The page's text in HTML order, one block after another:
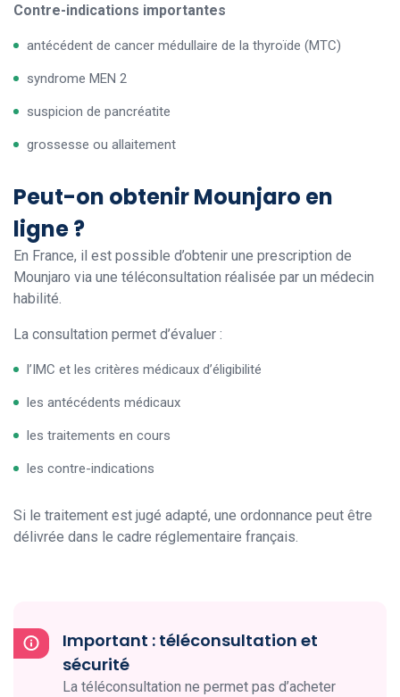
Contre-indications importantes
antécédent de cancer médullaire de la thyroïde (MTC)
syndrome MEN 2
suspicion de pancréatite
grossesse ou allaitement
Peut-on obtenir Mounjaro en
ligne ?
En France, il est possible d’obtenir une prescription de
Mounjaro via une téléconsultation réalisée par un médecin
habilité.
La consultation permet d’évaluer :
l’IMC et les critères médicaux d’éligibilité
les antécédents médicaux
les traitements en cours
les contre-indications
Si le traitement est jugé adapté, une ordonnance peut être
délivrée dans le cadre réglementaire français.
Important : téléconsultation et
sécurité
La téléconsultation ne permet pas d’acheter